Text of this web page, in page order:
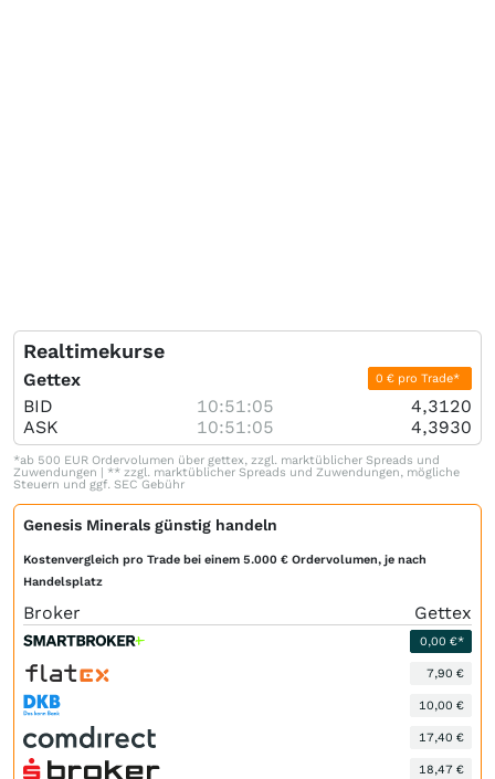
Realtimekurse
Gettex 0 € pro Trade*
BID 10:51:05
4,3120
ASK
10:51:05 4,3930
*ab 500 EUR Ordervolumen über gettex, zzgl. marktüblicher Spreads und
Zuwendungen | ** zzgl. marktüblicher Spreads und Zuwendungen, mögliche
Steuern und ggf. SEC Gebühr
Genesis Minerals günstig handeln
Kostenvergleich pro Trade bei einem 5.000 € Ordervolumen, je nach
Handelsplatz
Broker Gettex
0,00 €*
7,90 €
10,00 €
17,40 €
18,47 €